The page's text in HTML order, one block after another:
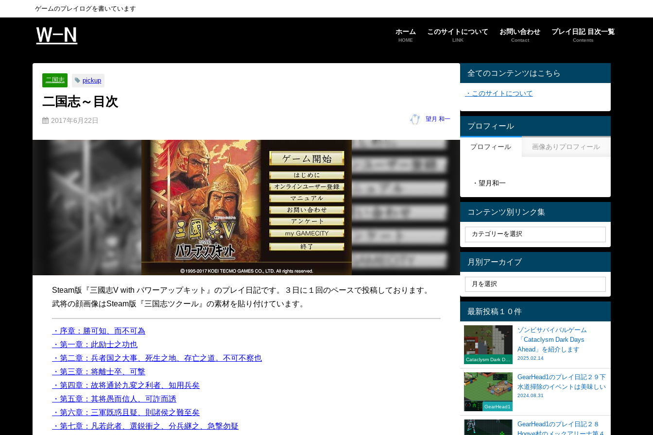
ゲームのプレイログを書いています
ホーム
HOME
このサイトについて
LINK
お問い合わせ
Contact
プレイ日記 目次一覧
Contents
二国志 pickup
二国志～目次
2017年6月22日 望月 和一
Steam版『三國志V with パワーアップキット』のプレイ日記です。３日に１回のペースで投稿しております。
武将の顔画像はSteam版『三国志ツクール』の素材を貼り付けています。
・序章：勝可知、而不可為
・第一章：此励士之功也
・第二章：兵者国之大事、死生之地、存亡之道。不可不察也
・第三章：将離士卒、可撃
・第四章：故将通於九変之利者、知用兵矣
・第五章：其将愚而信人、可詐而誘
・第六章：三軍既惑且疑、則諸侯之難至矣
・第七章：凡若此者、選鋭衝之、分兵継之、急撃勿疑
全てのコンテンツはこちら
・このサイトについて
プロフィール
プロフィール 画像ありプロフィール
・望月和一
コンテンツ別リンク集
月別アーカイブ
最新投稿１０件
Cataclysm Dark Day
s Ahead
ゾンビサバイバルゲーム
「Cataclysm Dark Days
Ahead」を紹介します
2025.02.14
GearHead1
GearHead1のプレイ日記２９下
水道掃除のイベントは美味しい
2024.08.31
GearHead1のプレイ日記２８